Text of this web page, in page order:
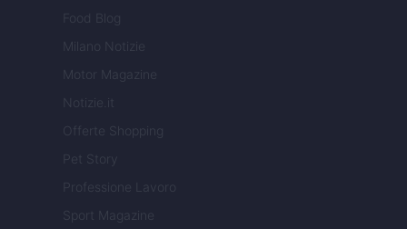
Food Blog
Milano Notizie
Motor Magazine
Notizie.it
Offerte Shopping
Pet Story
Professione Lavoro
Sport Magazine